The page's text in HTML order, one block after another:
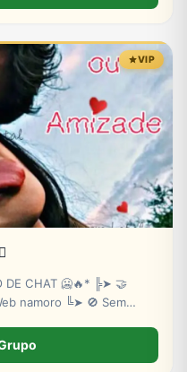
VIP
DE CHAT 🥶🔥* ╠➤ 🤝
namoro ╚➤ 🚫 Sem